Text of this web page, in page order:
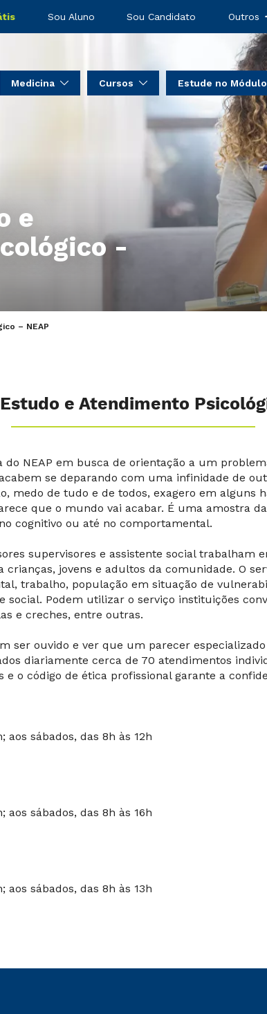
Sou Aluno Sou Candidato Outros
Medicina Cursos Estude no Módulo
e
-
– NEAP
e Atendimento
do NEAP em busca de orientação a um
se deparando com uma infinidade de
medo de tudo e de todos, exagero em alguns
que o mundo vai acabar. É uma amostra
cognitivo ou até no comportamental.
supervisores e assistente social trabalham
jovens e adultos da comunidade. O
trabalho, população em situação de
social. Podem utilizar o serviço instituições
e creches, entre outras.
ser ouvido e ver que um parecer
diariamente cerca de 70 atendimentos
e o código de ética profissional garante a
aos sábados, das 8h às 12h
aos sábados, das 8h às 16h
aos sábados, das 8h às 13h